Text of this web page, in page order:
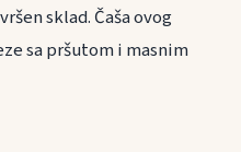
sklad. Čaša ovog
sa pršutom i masnim